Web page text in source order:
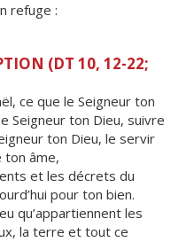
refuge :
(DT 10, 12-22;
ce que le Seigneur ton
Seigneur ton Dieu, suivre
ton Dieu, le servir
âme,
et les décrets du
pour ton bien.
qu’appartiennent les
la terre et tout ce